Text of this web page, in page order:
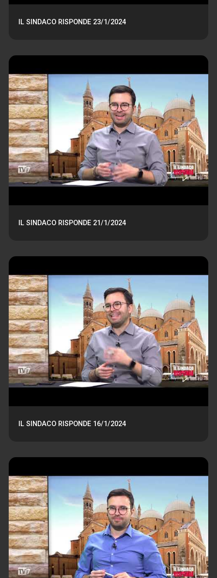
IL SINDACO RISPONDE 23/1/2024
IL SINDACO RISPONDE 21/1/2024
IL SINDACO RISPONDE 16/1/2024